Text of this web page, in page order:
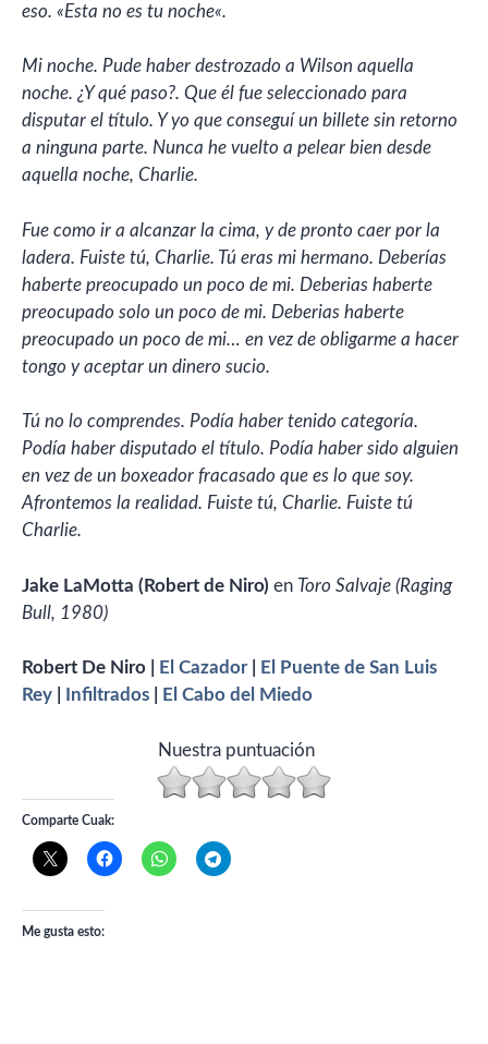
eso. «Esta no es tu noche«.
Mi noche. Pude haber destrozado a Wilson aquella
noche. ¿Y qué paso?. Que él fue seleccionado para
disputar el título. Y yo que conseguí un billete sin retorno
a ninguna parte. Nunca he vuelto a pelear bien desde
aquella noche, Charlie.
Fue como ir a alcanzar la cima, y de pronto caer por la
ladera. Fuiste tú, Charlie. Tú eras mi hermano. Deberías
haberte preocupado un poco de mi. Deberias haberte
preocupado solo un poco de mi. Deberias haberte
preocupado un poco de mi… en vez de obligarme a hacer
tongo y aceptar un dinero sucio.
Tú no lo comprendes. Podía haber tenido categoría.
Podía haber disputado el título. Podía haber sido alguien
en vez de un boxeador fracasado que es lo que soy.
Afrontemos la realidad. Fuiste tú, Charlie. Fuiste tú
Charlie.
Jake LaMotta (Robert de Niro) en Toro Salvaje (Raging
Bull, 1980)
Robert De Niro | El Cazador|
El Puente de San Luis
Rey
Infiltrados El Cabo del Miedo
Nuestra puntuación
Comparte Cuak:
Me gusta esto: